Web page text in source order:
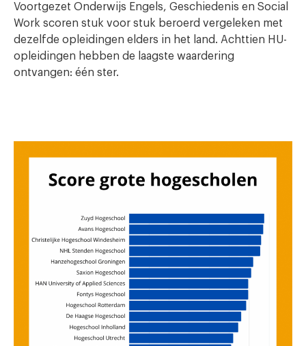
Voortgezet Onderwijs Engels, Geschiedenis en Social
Work scoren stuk voor stuk beroerd vergeleken met
dezelfde opleidingen elders in het land. Achttien HU-
opleidingen hebben de laagste waardering
ontvangen: één ster.